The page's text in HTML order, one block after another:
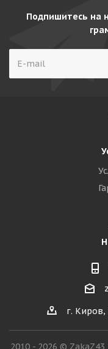
Подпишитесь на
г. Киров,
2010 - 2026 ©